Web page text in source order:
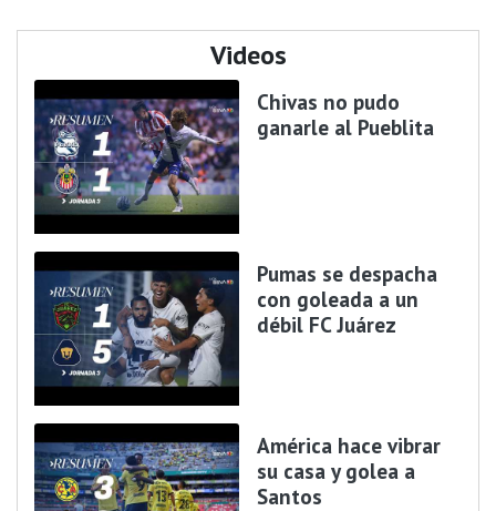
Videos
Chivas no pudo
ganarle al Pueblita
Pumas se despacha
con goleada a un
débil FC Juárez
América hace vibrar
su casa y golea a
Santos